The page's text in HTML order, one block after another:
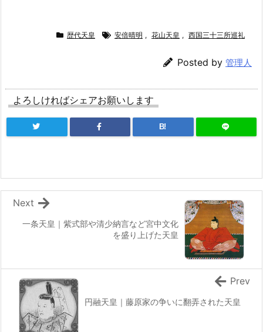
歴代天皇 安倍晴明 , 花山天皇 , 西国三十三所巡礼
Posted by 管理人
よろしければシェアお願いします
B!
一条天皇｜紫式部や清少納言など宮中文化
を盛り上げた天皇
Next
円融天皇｜藤原家の争いに翻弄された天皇
Prev